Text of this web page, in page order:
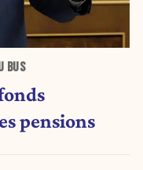
BUS
pensions